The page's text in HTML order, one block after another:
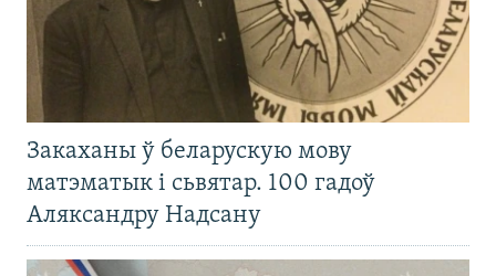
Закаханы ў беларускую мову
матэматык і сьвятар. 100 гадоў
Аляксандру Надсану